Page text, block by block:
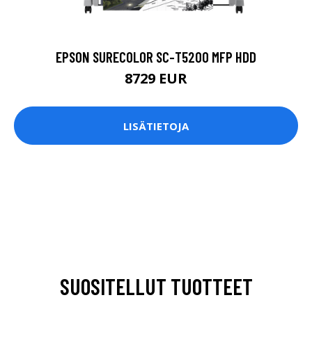
EPSON SURECOLOR SC-T5200 MFP HDD
8729 EUR
LISÄTIETOJA
SUOSITELLUT TUOTTEET